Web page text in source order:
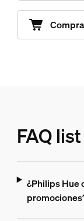
FAQ list
¿Philips Hue